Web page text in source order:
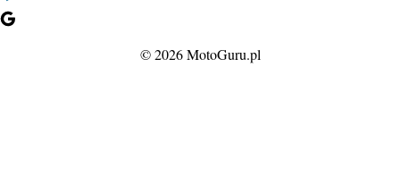
© 2026 MotoGuru.pl